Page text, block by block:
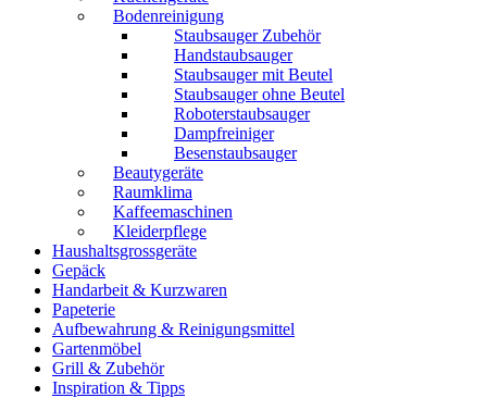
Bodenreinigung
Staubsauger Zubehör
Handstaubsauger
Staubsauger mit Beutel
Staubsauger ohne Beutel
Roboterstaubsauger
Dampfreiniger
Besenstaubsauger
Beautygeräte
Raumklima
Kaffeemaschinen
Kleiderpflege
Haushaltsgrossgeräte
Gepäck
Handarbeit & Kurzwaren
Papeterie
Aufbewahrung & Reinigungsmittel
Gartenmöbel
Grill & Zubehör
Inspiration & Tipps